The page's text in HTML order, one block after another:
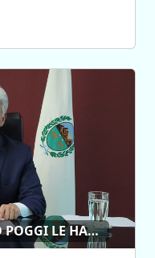
EL GOBERNADOR CLAUDIO POGGI LE HABLÓ AL PUEBLO DE SAN LUIS